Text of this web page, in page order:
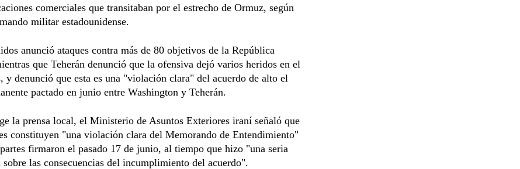
comerciales que transitaban por el estrecho de Ormuz, según
militar estadounidense.
anunció ataques contra más de 80 objetivos de la República
que Teherán denunció que la ofensiva dejó varios heridos en el
y denunció que esta es una "violación clara" del acuerdo de alto el
pactado en junio entre Washington y Teherán.
la prensa local, el Ministerio de Asuntos Exteriores iraní señaló que
constituyen "una violación clara del Memorando de Entendimiento"
firmaron el pasado 17 de junio, al tiempo que hizo "una seria
sobre las consecuencias del incumplimiento del acuerdo".